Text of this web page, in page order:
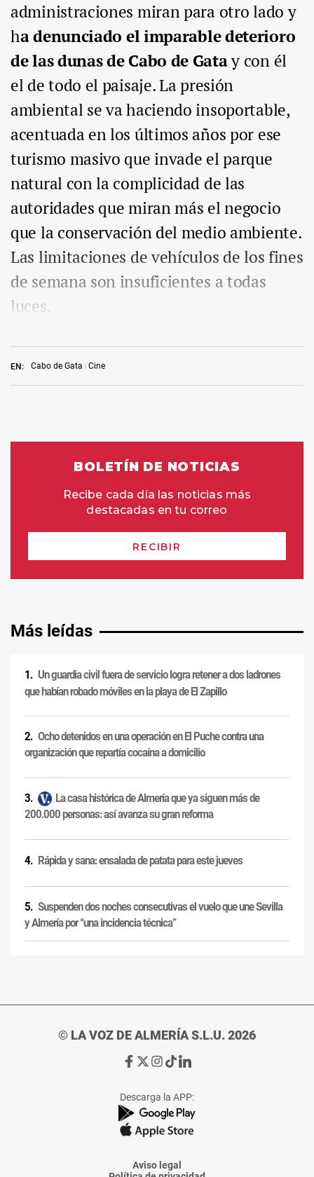
EN: Cabo de Gata Cine
administraciones miran para otro lado y
ha denunciado el imparable deterioro
de las dunas de Cabo de Gatay con él
el de todo el paisaje. La presión
ambiental se va haciendo insoportable,
acentuada en los últimos años por ese
turismo masivo que invade el parque
natural con la complicidad de las
autoridades que miran más el negocio
que la conservación del medio ambiente.
Las limitaciones de vehículos de los fines
de semana son insuficientes a todas
luces.
Más leídas
Un guardia civil fuera de servicio logra retener a dos ladrones
que habían robado móviles en la playa de El Zapillo
Ocho detenidos en una operación en El Puche contra una
organización que repartía cocaína a domicilio
La casa histórica de Almería que ya siguen más de
200.000 personas: así avanza su gran reforma
Rápida y sana: ensalada de patata para este jueves
Suspenden dos noches consecutivas el vuelo que une Sevilla
y Almería por “una incidencia técnica”
© LA VOZ DE ALMERÍA S.L.U. 2026
Ir
de
La
Voz
Almería
Ir
de
La
Voz
Almería
Ir
de
La
Voz
Almería
Ir
de
La
Voz
Almería
Ir
de
La
Voz
Descarga la APP:
Aviso legal